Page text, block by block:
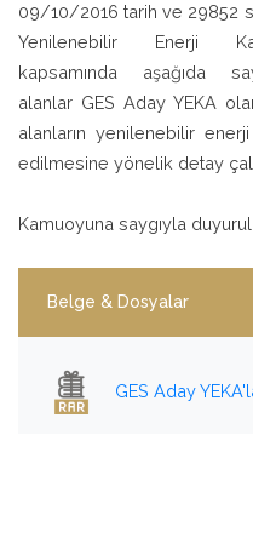
09/10/2016 tarih ve 29852
Yenilenebilir Enerji
kapsamında aşağıda
alanlar GES Aday YEKA
alanların yenilenebilir
edilmesine yönelik detay
Kamuoyuna saygıyla
Belge & Dosyalar
GES Aday